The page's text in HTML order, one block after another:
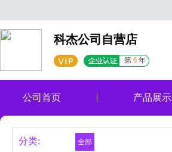
科杰公司自营店
第 6 年
公司首页 产品展示
分类: 全部